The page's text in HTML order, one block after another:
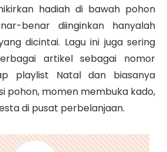
hadiah di bawah pohon
benar diinginkan hanyalah
dicintai. Lagu ini juga sering
artikel sebagai nomor
playlist Natal dan biasanya
pohon, momen membuka kado,
di pusat perbelanjaan.